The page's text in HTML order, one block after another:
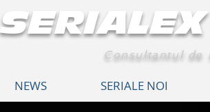
SERIALEX
Consultantul de
NEWS SERIALE NOI